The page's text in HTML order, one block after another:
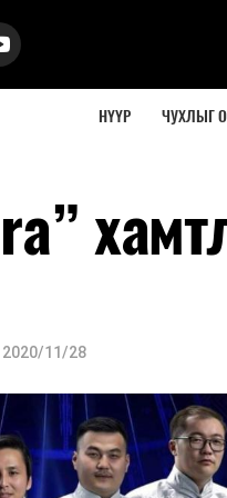
НҮҮР ЧУХЛЫГ
2020/11/28